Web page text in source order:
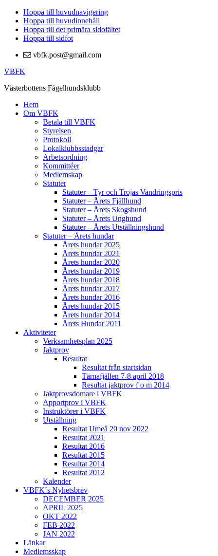
Hoppa till huvudnavigering
Hoppa till huvudinnehåll
Hoppa till det primära sidofältet
Hoppa till sidfot
vbfk.post@gmail.com
VBFK
Västerbottens Fågelhundsklubb
Hem
Om VBFK
Betala till VBFK
Styrelsen
Protokoll
Lokalklubbsstadgar
Arbetsordning
Kommittéer
Medlemskap
Statuter
Statuter – Tyr och Trojas Vandringspris
Statuter – Årets Fjällhund
Statuter – Årets Skogshund
Statuter – Årets Unghund
Statuter – Årets Utställningshund
Statuter – Årets hundar
Årets hundar 2025
Årets hundar 2021
Årets hundar 2020
Årets hundar 2019
Årets hundar 2018
Årets hundar 2017
Årets hundar 2016
Årets hundar 2015
Årets hundar 2014
Årets Hundar 2011
Aktiviteter
Verksamhetsplan 2025
Jaktprov
Resultat
Resultat från startsidan
Tärnafjällen 7-8 april 2018
Resultat jaktprov f o m 2014
Jaktprovsdomare i VBFK
Apportprov i VBFK
Instruktörer i VBFK
Utställning
Resultat Umeå 20 nov 2022
Resultat 2021
Resultat 2016
Resultat 2015
Resultat 2014
Resultat 2012
Kalender
VBFK´s Nyhetsbrev
DECEMBER 2025
APRIL 2025
OKT 2022
FEB 2022
JAN 2022
Länkar
Medlemsskap